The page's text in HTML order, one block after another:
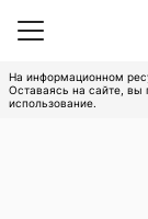
На информационном
Оставаясь на сайте, вы
использование.